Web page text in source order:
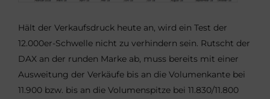
Hält der Verkaufsdruck heute an, wird ein Test der
12.000er-Schwelle nicht zu verhindern sein. Rutscht der
DAX an der runden Marke ab, muss bereits mit einer
Ausweitung der Verkäufe bis an die Volumenkante bei
11.900 bzw. bis an die Volumenspitze bei 11.830/11.800